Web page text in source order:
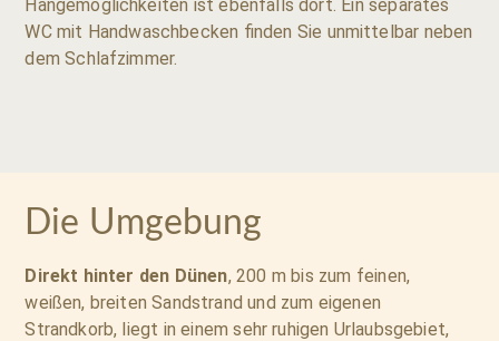
Hängemöglichkeiten ist ebenfalls dort. Ein separates
WC mit Handwaschbecken finden Sie unmittelbar neben
dem Schlafzimmer.
Die Umgebung
Direkt hinter den Dünen, 200 m bis zum feinen,
weißen, breiten Sandstrand und zum eigenen
Strandkorb, liegt in einem sehr ruhigen Urlaubsgebiet,